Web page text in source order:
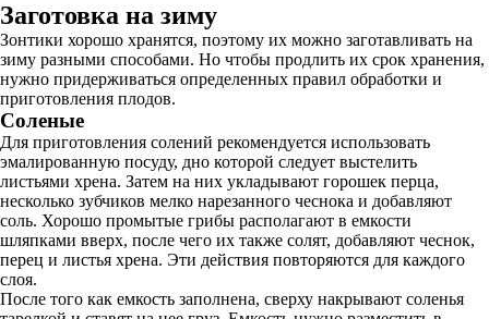
Заготовка на зиму
Зонтики хорошо хранятся, поэтому их можно заготавливать на
зиму разными способами. Но чтобы продлить их срок хранения,
нужно придерживаться определенных правил обработки и
приготовления плодов.
Соленые
Для приготовления солений рекомендуется использовать
эмалированную посуду, дно которой следует выстелить
листьями хрена. Затем на них укладывают горошек перца,
несколько зубчиков мелко нарезанного чеснока и добавляют
соль. Хорошо промытые грибы располагают в емкости
шляпками вверх, после чего их также солят, добавляют чеснок,
перец и листья хрена. Эти действия повторяются для каждого
слоя.
После того как емкость заполнена, сверху накрывают соленья